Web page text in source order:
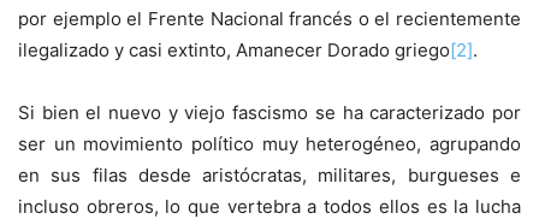
por ejemplo el Frente Nacional francés o el recientemente
ilegalizado y casi extinto, Amanecer Dorado griego[2].
Si bien el nuevo y viejo fascismo se ha caracterizado por
ser un movimiento político muy heterogéneo, agrupando
en sus filas desde aristócratas, militares, burgueses e
incluso obreros, lo que vertebra a todos ellos es la lucha